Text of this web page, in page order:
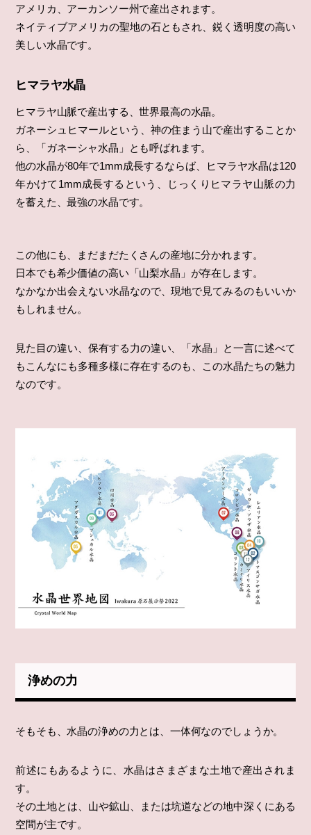
アメリカ、アーカンソー州で産出されます。
ネイティブアメリカの聖地の石ともされ、鋭く透明度の高い
美しい水晶です。
ヒマラヤ水晶
ヒマラヤ山脈で産出する、世界最高の水晶。
ガネーシュヒマールという、神の住まう山で産出することか
ら、「ガネーシャ水晶」とも呼ばれます。
他の水晶が80年で1mm成長するならば、ヒマラヤ水晶は120
年かけて1mm成長するという、じっくりヒマラヤ山脈の力
を蓄えた、最強の水晶です。
この他にも、まだまだたくさんの産地に分かれます。
日本でも希少価値の高い「山梨水晶」が存在します。
なかなか出会えない水晶なので、現地で見てみるのもいいか
もしれません。
見た目の違い、保有する力の違い、「水晶」と一言に述べて
もこんなにも多種多様に存在するのも、この水晶たちの魅力
なのです。
浄めの力
そもそも、水晶の浄めの力とは、一体何なのでしょうか。
前述にもあるように、水晶はさまざまな土地で産出されま
す。
その土地とは、山や鉱山、または坑道などの地中深くにある
空間が主です。